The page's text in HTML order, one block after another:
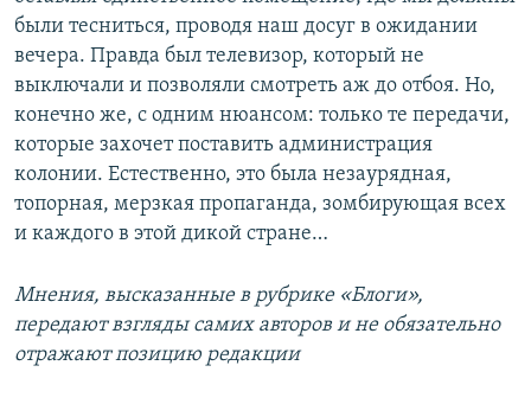
были тесниться, проводя наш досуг в ожидании
вечера. Правда был телевизор, который не
выключали и позволяли смотреть аж до отбоя. Но,
конечно же, с одним нюансом: только те передачи,
которые захочет поставить администрация
колонии. Естественно, это была незаурядная,
топорная, мерзкая пропаганда, зомбирующая всех
и каждого в этой дикой стране…
Мнения, высказанные в рубрике «Блоги»,
передают взгляды самих авторов и не обязательно
отражают позицию редакции